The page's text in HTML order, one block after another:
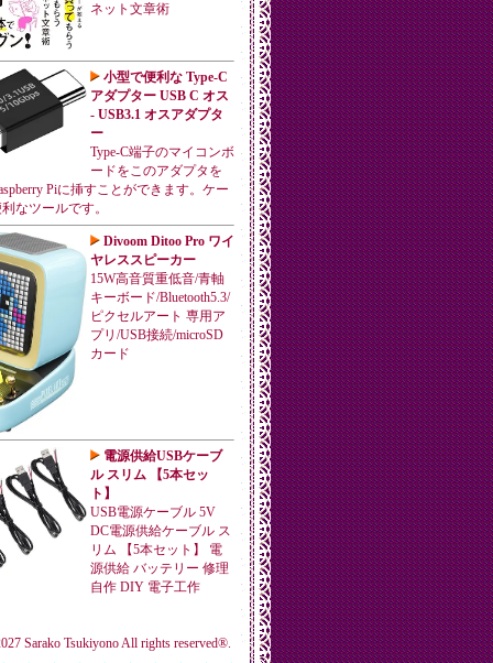
ネット文章術
小型で便利な Type-C
アダプター USB C オス
- USB3.1 オスアダプタ
ー
Type-C端子のマイコンボ
ードをこのアダプタを
Piに挿すことができます。ケー
なツールです。
Divoom Ditoo Pro ワイ
ヤレススピーカー
15W高音質重低音/青軸
キーボード/Bluetooth5.3/
ピクセルアート 専用ア
プリ/USB接続/microSD
カード
電源供給USBケーブ
ル スリム 【5本セッ
ト】
USB電源ケーブル 5V
DC電源供給ケーブル ス
リム 【5本セット】 電
源供給 バッテリー 修理
自作 DIY 電子工作
Sarako Tsukiyono All rights reserved®.